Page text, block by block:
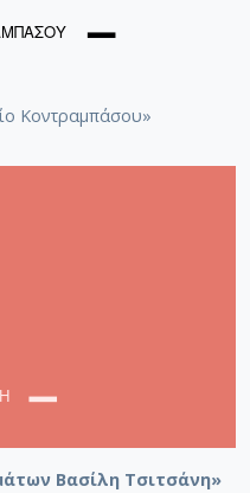
Κοντραμπάσου»
Βασίλη Τσιτσάνη»